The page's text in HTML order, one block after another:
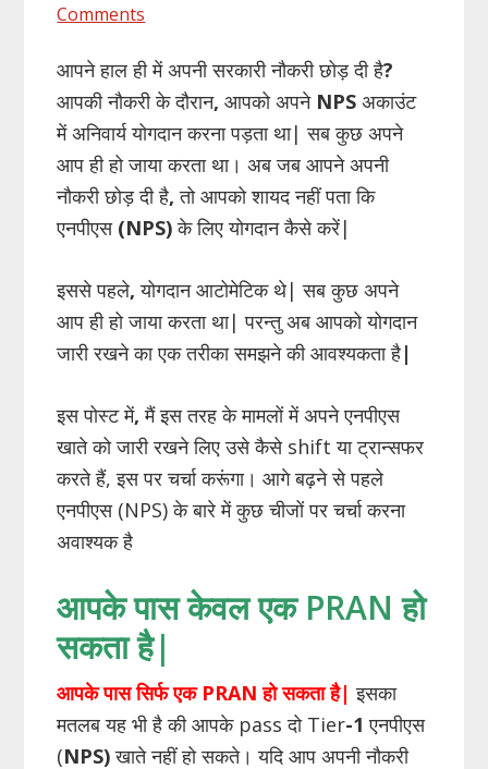
Comments
आपने हाल ही में अपनी सरकारी नौकरी छोड़ दी है?
आपकी नौकरी के दौरान,आपको अपनेNPSअकाउंट
में अनिवार्य योगदान करना पड़ता था| सब कुछ अपने
आप ही हो जाया करता था। अब जब आपने अपनी
नौकरी छोड़ दी है,तो आपको शायद नहीं पता कि
एनपीएस(NPS)के लिए योगदान कैसे करें|
इससे पहले,योगदान आटोमेटिक थे| सब कुछ अपने
आप ही हो जाया करता था| परन्तु अब आपको योगदान
जारी रखने का एक तरीका समझने की आवश्यकता है|
इस पोस्ट में,मैं इस तरह के मामलों में अपने एनपीएस
खाते को जारी रखने लिए उसे कैसे shift या ट्रान्सफर
करते हैं, इस पर चर्चा करूंगा। आगे बढ़ने से पहले
एनपीएस (NPS) के बारे में कुछ चीजों पर चर्चा करना
अवाश्यक है
आपके पास केवल एक PRAN हो
सकता है|
आपके पास सिर्फ एक PRAN हो सकता है| इसका
मतलब यह भी है की आपके pass दो Tier-1एनपीएस
(NPS)खाते नहीं हो सकते। यदि आप अपनी नौकरी